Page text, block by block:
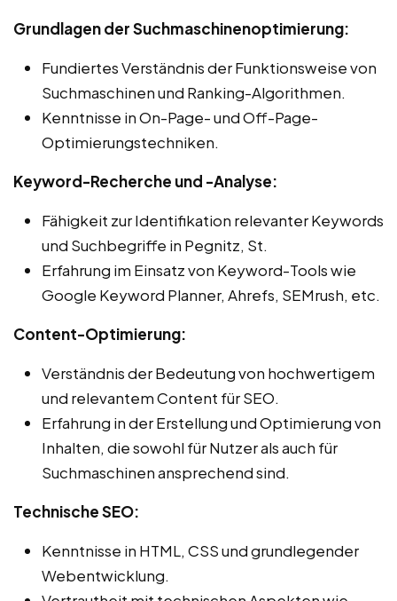
Grundlagen der Suchmaschinenoptimierung:
Fundiertes Verständnis der Funktionsweise von
Suchmaschinen und Ranking-Algorithmen.
Kenntnisse in On-Page- und Off-Page-
Optimierungstechniken.
Keyword-Recherche und -Analyse:
Fähigkeit zur Identifikation relevanter Keywords
und Suchbegriffe in Pegnitz, St.
Erfahrung im Einsatz von Keyword-Tools wie
Google Keyword Planner, Ahrefs, SEMrush, etc.
Content-Optimierung:
Verständnis der Bedeutung von hochwertigem
und relevantem Content für SEO.
Erfahrung in der Erstellung und Optimierung von
Inhalten, die sowohl für Nutzer als auch für
Suchmaschinen ansprechend sind.
Technische SEO:
Kenntnisse in HTML, CSS und grundlegender
Webentwicklung.